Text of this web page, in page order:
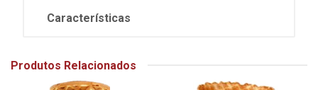
Características
Produtos Relacionados